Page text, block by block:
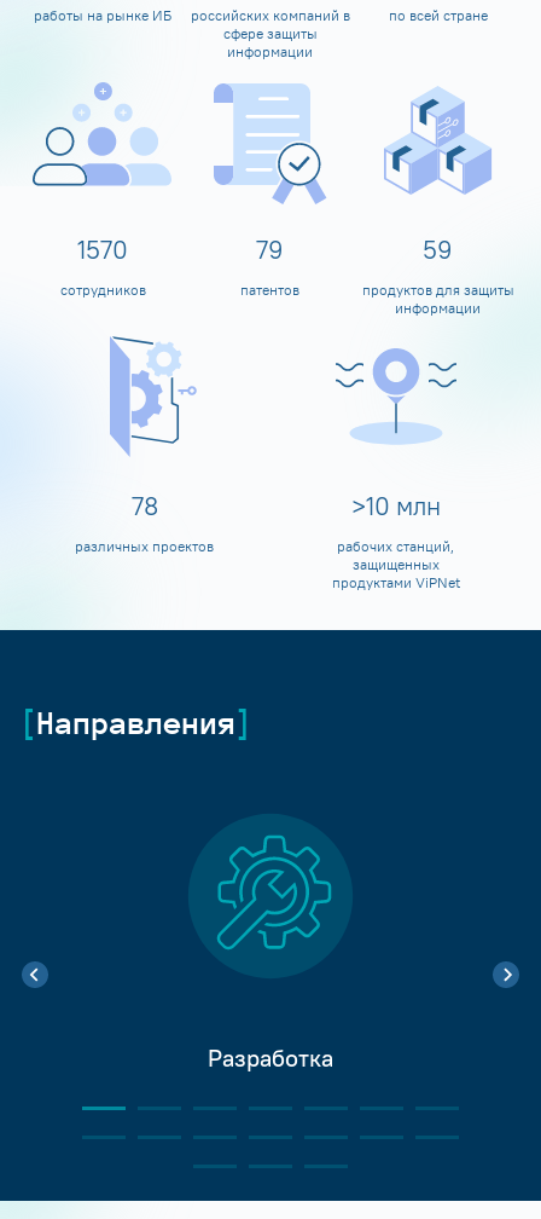
работы на рынке ИБ
российских компаний в
сфере защиты
информации
по всей стране
1600
сотрудников
80
патентов
60
продуктов для защиты
информации
80
различных проектов
>10 млн
рабочих станций,
защищенных
продуктами ViPNet
Направления
Разработка